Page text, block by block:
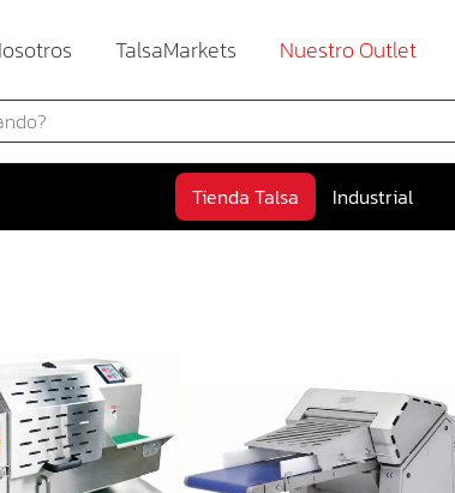
TalsaMarkets Nuestro Outlet
Tienda Talsa Industrial